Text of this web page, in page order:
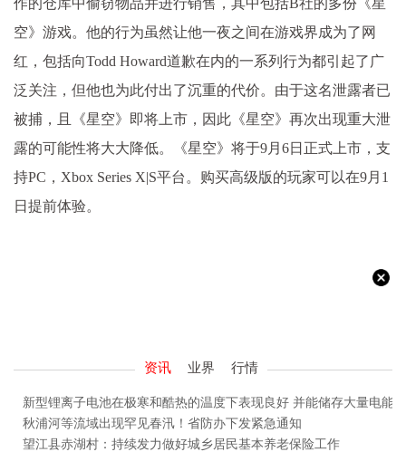
作的仓库中偷窃物品并进行销售，其中包括B社的多份《星
空》游戏。他的行为虽然让他一夜之间在游戏界成为了网
红，包括向Todd Howard道歉在内的一系列行为都引起了广
泛关注，但他也为此付出了沉重的代价。由于这名泄露者已
被捕，且《星空》即将上市，因此《星空》再次出现重大泄
露的可能性将大大降低。《星空》将于9月6日正式上市，支
持PC，Xbox Series X|S平台。购买高级版的玩家可以在9月1
日提前体验。
资讯 业界 行情
新型锂离子电池在极寒和酷热的温度下表现良好 并能储存大量电能
秋浦河等流域出现罕见春汛！省防办下发紧急通知
望江县赤湖村：持续发力做好城乡居民基本养老保险工作